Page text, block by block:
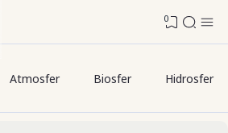
0
Atmosfer Biosfer Hidrosfer